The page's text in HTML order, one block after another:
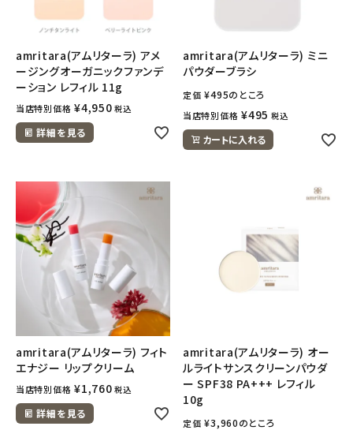
amritara(アムリターラ) アメ
ージングオーガニックファンデ
ーション レフィル 11g
当店特別価格 ¥4,950 税込
詳細を見る
amritara(アムリターラ) ミニ
パウダーブラシ
定価 ¥495のところ
当店特別価格 ¥495 税込
カートに入れる
amritara(アムリターラ) フィト
エナジー リップクリーム
当店特別価格 ¥1,760 税込
詳細を見る
amritara(アムリターラ) オー
ルライトサンスクリーンパウダ
ー SPF38 PA+++ レフィル
10g
定価 ¥3,960のところ